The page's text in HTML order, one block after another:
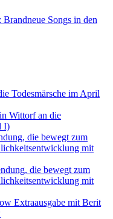
Songs in den
Todesmärsche im April
Wittorf an die
I)
die bewegt zum
mit
die bewegt zum
mit
Extraausgabe mit Berit